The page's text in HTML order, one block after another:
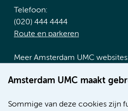
Amsterdam UMC maakt
Sommige van deze cookies zijn
Telefoon:
(020) 444 4444
Route en parkeren
Meer Amsterdam UMC
Werken bij Amsterdam UMC
Nieuws